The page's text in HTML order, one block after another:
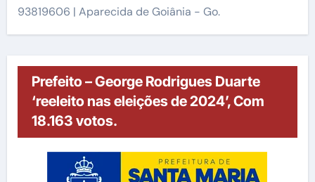
93819606 | Aparecida de Goiânia - Go.
Prefeito – George Rodrigues Duarte
‘reeleito nas eleições de 2024’, Com
18.163 votos.